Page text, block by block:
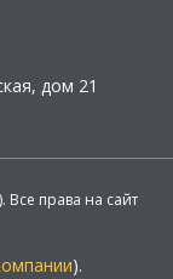
дом 21
права на сайт
).